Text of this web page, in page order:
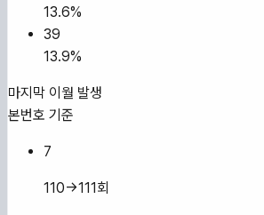
13.6%
39
13.9%
마지막 이월 발생
본번호 기준
7
110→111회